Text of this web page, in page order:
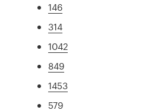
146
314
1042
849
1453
579